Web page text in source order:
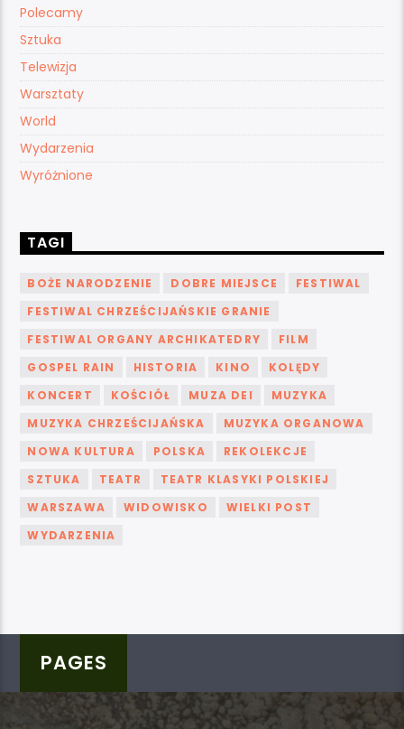
Polecamy
Sztuka
Telewizja
Warsztaty
World
Wydarzenia
Wyróżnione
TAGI
BOŻE NARODZENIE DOBRE MIEJSCE
FESTIWAL
FESTIWAL CHRZEŚCIJAŃSKIE GRANIE
FESTIWAL ORGANY ARCHIKATEDRY
FILM
GOSPEL RAIN
HISTORIA KINO
KOLĘDY
KONCERT
KOŚCIÓŁ MUZA DEI
MUZYKA
MUZYKA CHRZEŚCIJAŃSKA
MUZYKA ORGANOWA
NOWA KULTURA
POLSKA
REKOLEKCJE
SZTUKA
TEATR
TEATR KLASYKI POLSKIEJ
WARSZAWA
WIDOWISKO
WIELKI POST
WYDARZENIA
PAGES